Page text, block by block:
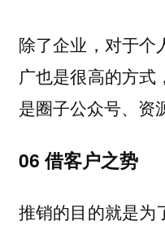
除了企业，对于个
广也是很高的方式
是圈子公众号、资
06借客户之势
推销的目的就是为